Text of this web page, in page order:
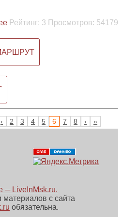
Рейтинг: 3 Просмотров: 54179
‹ 2 3 4 5 6 7 8 › »
─ LiveInMsk.ru.
с сайта
обязательна.